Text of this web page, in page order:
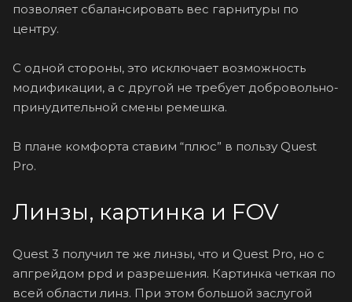
позволяет сбалансировать вес гарнитуры по
центру.
С одной стороны, это исключает возможность
модификации, а с другой не требует добровольно-
принудительной смены ремешка.
В плане комфорта ставим “плюс” в пользу Quest
Pro.
Линзы, картинка и FOV
Quest 3 получил те же линзы, что и Quest Pro, но с
апгрейдом ppd и разрешения. Картинка четкая по
всей области линз. При этом большой заслугой